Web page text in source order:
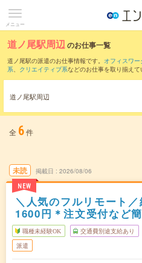
メニュー
道ノ尾駅周辺のお仕事一覧
道ノ尾駅の派遣のお仕事情報です。 オフィスワ
系、 クリエイティブ系などのお仕事を取り揃えて
また、長崎(長崎県)駅
隣駅のお仕事もご確認いただけます。
道ノ尾駅周辺
全 6件
未読
NEW
掲載日 2026/08/06
＼人気のフルリモート
1600円＊注文受付など
職種未経験OK 交通費別途支給あり
派遣